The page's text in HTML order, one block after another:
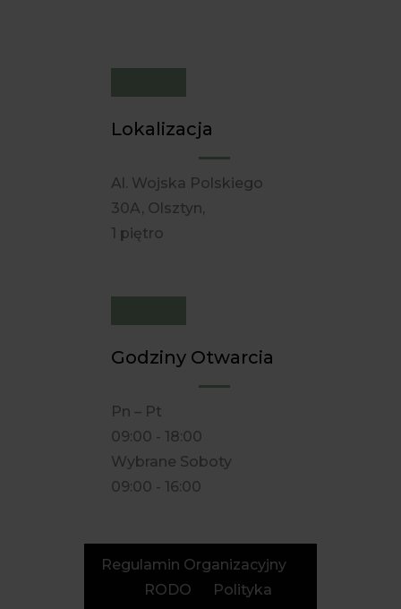
Lokalizacja
Al. Wojska Polskiego
30A, Olsztyn,
1 piętro
Godziny Otwarcia
Pn – Pt
09:00 - 18:00
Wybrane Soboty
09:00 - 16:00
Regulamin Organizacyjny
RODO
Polityka